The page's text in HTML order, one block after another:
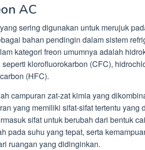
AC
sering digunakan untuk merujuk
bahan pendingin dalam sistem
kategori freon umumnya adalah
klorofluorokarbon (CFC),
(HFC).
campuran zat-zat kimia yang
yang memiliki sifat-sifat tertentu yang
sifat untuk berubah dari bentuk
pada suhu yang tepat, serta
ruangan yang didinginkan.